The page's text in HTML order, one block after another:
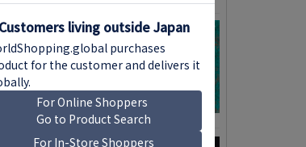
』5枚組 2026年2月6日発
た、かつてない響きを
よるケージ作品が話題！